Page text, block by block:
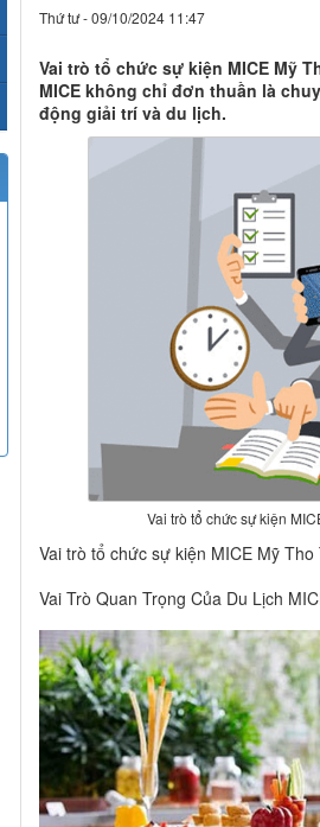
Thứ tư - 09/10/2024 11:47
Vai trò tổ chức sự kiện MICE Mỹ
MICE không chỉ đơn thuần là
động giải trí và du lịch.
Vai trò tổ chức sự kiện
Vai trò tổ chức sự kiện MICE Mỹ
Vai Trò Quan Trọng Của Du Lịch